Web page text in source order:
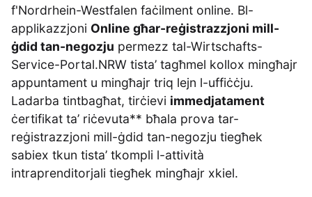
f'Nordrhein-Westfalen faċilment online. Bl-
applikazzjoni Online għar-reġistrazzjoni mill-
ġdid tan-negozju permezz tal-Wirtschafts-
Service-Portal.NRW tista’ tagħmel kollox mingħajr
appuntament u mingħajr triq lejn l-uffiċċju.
Ladarba tintbagħat, tirċievi immedjatament
ċertifikat ta’ riċevuta** bħala prova tar-
reġistrazzjoni mill-ġdid tan-negozju tiegħek
sabiex tkun tista’ tkompli l-attività
intraprenditorjali tiegħek mingħajr xkiel.